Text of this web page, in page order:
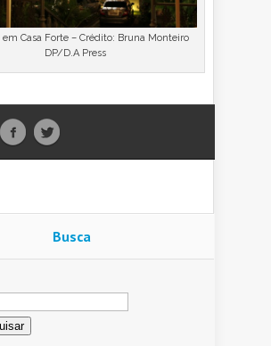
em Casa Forte – Crédito: Bruna Monteiro
DP/D.A Press
Busca